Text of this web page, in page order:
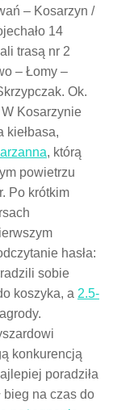
– Kosarzyn /
14
trasą nr 2
– Łomy –
Ok.
Kosarzynie
kiełbasa,
, którą
powietrzu
Po krótkim
hasła:
sobie
koszyka, a 2.5-
konkurencją
poradziła
bieg na czas do